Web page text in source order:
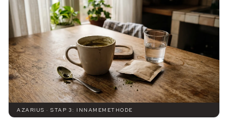
AZARIUS · STAP 3: INNAMEMETHODE